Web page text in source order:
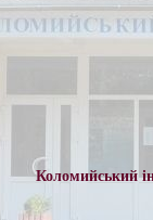
Перейти
до
Коломийський